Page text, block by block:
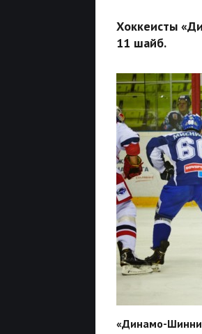
Хоккеисты
11 шайб.
«Динамо-